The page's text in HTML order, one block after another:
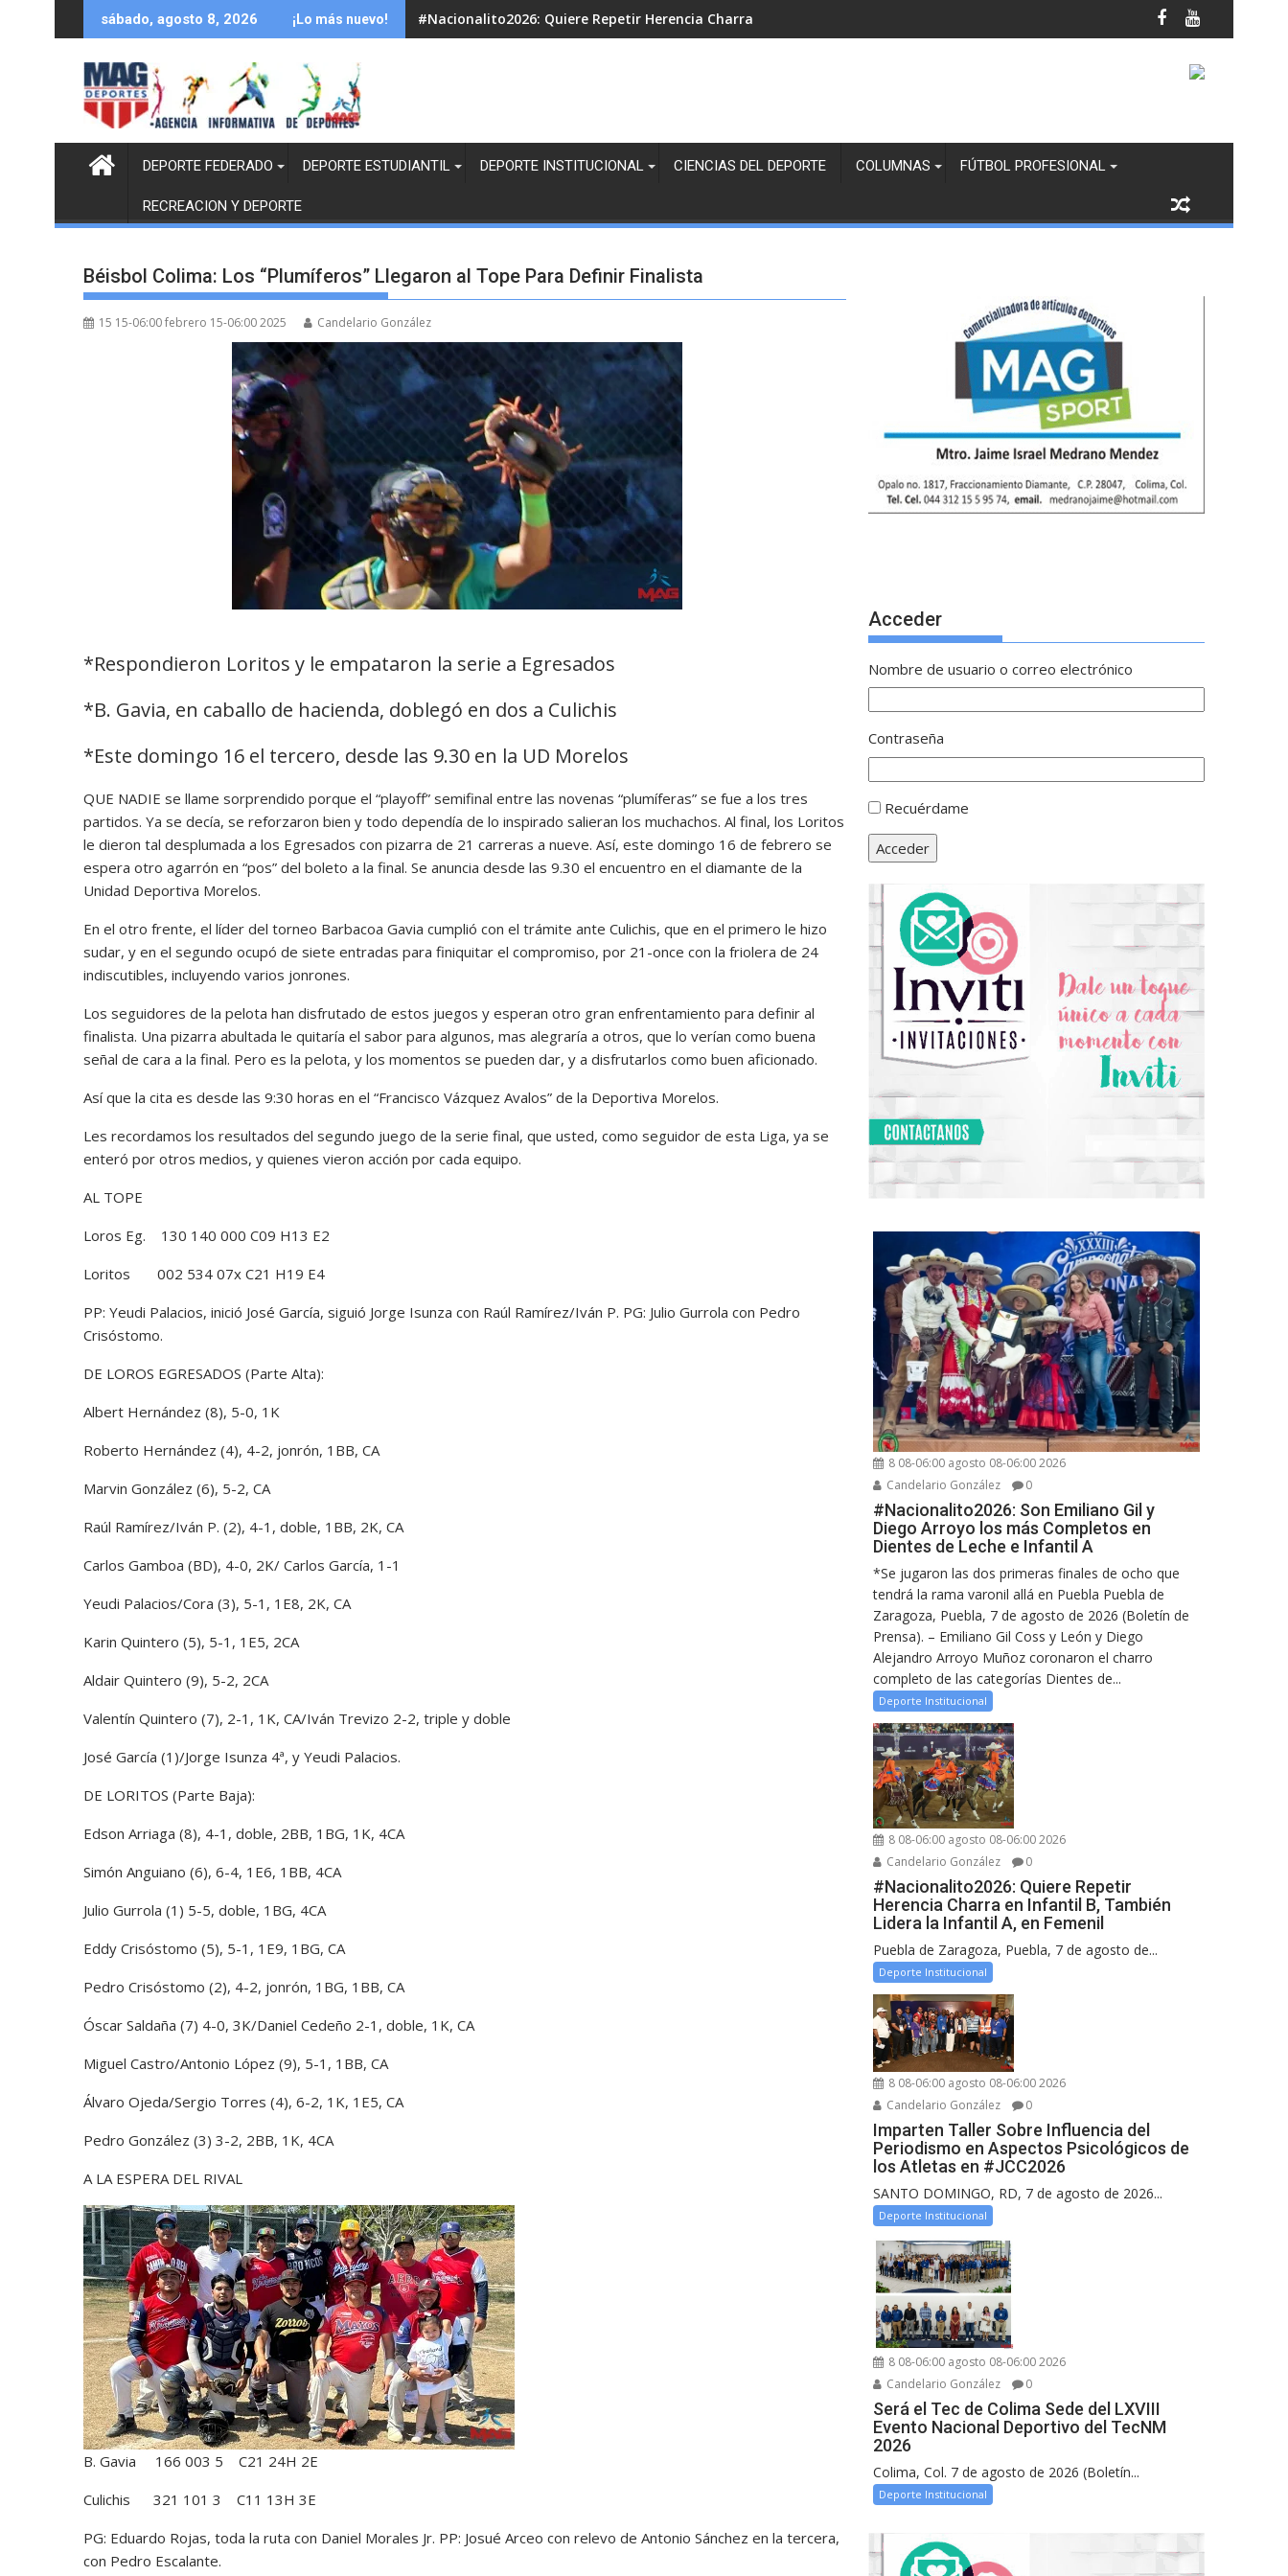
al
sábado, agosto 8, 2026 ¡Lo más nuevo! #Nacionalito2026: Quiere Repetir Herencia Charra en Infantil B, También Lidera la Infantil A, en Femenil
DEPORTE FEDERADO DEPORTE ESTUDIANTIL DEPORTE INSTITUCIONAL CIENCIAS DEL DEPORTE COLUMNAS FÚTBOL PROFESIONAL
RECREACION Y DEPORTE
Béisbol Colima: Los “Plumíferos” Llegaron al Tope Para Definir Finalista
15 15-06:00 febrero 15-06:00 2025 Candelario González
*Respondieron Loritos y le empataron la serie a Egresados
*B. Gavia, en caballo de hacienda, doblegó en dos a Culichis
*Este domingo 16 el tercero, desde las 9.30 en la UD Morelos
QUE NADIE se llame sorprendido porque el “playoff” semifinal entre las novenas “plumíferas” se fue a los tres
partidos. Ya se decía, se reforzaron bien y todo dependía de lo inspirado salieran los muchachos. Al final, los Loritos
le dieron tal desplumada a los Egresados con pizarra de 21 carreras a nueve. Así, este domingo 16 de febrero se
espera otro agarrón en “pos” del boleto a la final. Se anuncia desde las 9.30 el encuentro en el diamante de la
Unidad Deportiva Morelos.
En el otro frente, el líder del torneo Barbacoa Gavia cumplió con el trámite ante Culichis, que en el primero le hizo
sudar, y en el segundo ocupó de siete entradas para finiquitar el compromiso, por 21-once con la friolera de 24
indiscutibles, incluyendo varios jonrones.
Los seguidores de la pelota han disfrutado de estos juegos y esperan otro gran enfrentamiento para definir al
finalista. Una pizarra abultada le quitaría el sabor para algunos, mas alegraría a otros, que lo verían como buena
señal de cara a la final. Pero es la pelota, y los momentos se pueden dar, y a disfrutarlos como buen aficionado.
Así que la cita es desde las 9:30 horas en el “Francisco Vázquez Avalos” de la Deportiva Morelos.
Les recordamos los resultados del segundo juego de la serie final, que usted, como seguidor de esta Liga, ya se
enteró por otros medios, y quienes vieron acción por cada equipo.
AL TOPE
Loros Eg. 130 140 000 C09 H13 E2
Loritos 002 534 07x C21 H19 E4
PP: Yeudi Palacios, inició José García, siguió Jorge Isunza con Raúl Ramírez/Iván P. PG: Julio Gurrola con Pedro
Crisóstomo.
DE LOROS EGRESADOS (Parte Alta):
Albert Hernández (8), 5-0, 1K
Roberto Hernández (4), 4-2, jonrón, 1BB, CA
Marvin González (6), 5-2, CA
Raúl Ramírez/Iván P. (2), 4-1, doble, 1BB, 2K, CA
Carlos Gamboa (BD), 4-0, 2K/ Carlos García, 1-1
Yeudi Palacios/Cora (3), 5-1, 1E8, 2K, CA
Karin Quintero (5), 5-1, 1E5, 2CA
Aldair Quintero (9), 5-2, 2CA
Valentín Quintero (7), 2-1, 1K, CA/Iván Trevizo 2-2, triple y doble
José García (1)/Jorge Isunza 4ª, y Yeudi Palacios.
DE LORITOS (Parte Baja):
Edson Arriaga (8), 4-1, doble, 2BB, 1BG, 1K, 4CA
Simón Anguiano (6), 6-4, 1E6, 1BB, 4CA
Julio Gurrola (1) 5-5, doble, 1BG, 4CA
Eddy Crisóstomo (5), 5-1, 1E9, 1BG, CA
Pedro Crisóstomo (2), 4-2, jonrón, 1BG, 1BB, CA
Óscar Saldaña (7) 4-0, 3K/Daniel Cedeño 2-1, doble, 1K, CA
Miguel Castro/Antonio López (9), 5-1, 1BB, CA
Álvaro Ojeda/Sergio Torres (4), 6-2, 1K, 1E5, CA
Pedro González (3) 3-2, 2BB, 1K, 4CA
A LA ESPERA DEL RIVAL
B. Gavia 166 003 5 C21 24H 2E
Culichis 321 101 3 C11 13H 3E
PG: Eduardo Rojas, toda la ruta con Daniel Morales Jr. PP: Josué Arceo con relevo de Antonio Sánchez en la tercera,
con Pedro Escalante.
Acceder
Nombre de usuario o correo electrónico
Contraseña
Recuérdame
Acceder
8 08-06:00 agosto 08-06:00 2026
Candelario González
0
#Nacionalito2026: Son Emiliano Gil y
Diego Arroyo los más Completos en
Dientes de Leche e Infantil A
*Se jugaron las dos primeras finales de ocho que
tendrá la rama varonil allá en Puebla Puebla de
Zaragoza, Puebla, 7 de agosto de 2026 (Boletín de
Prensa). – Emiliano Gil Coss y León y Diego
Alejandro Arroyo Muñoz coronaron el charro
completo de las categorías Dientes de...
Deporte Institucional
8 08-06:00 agosto 08-06:00 2026
Candelario González
0
#Nacionalito2026: Quiere Repetir
Herencia Charra en Infantil B, También
Lidera la Infantil A, en Femenil
Puebla de Zaragoza, Puebla, 7 de agosto de...
Deporte Institucional
8 08-06:00 agosto 08-06:00 2026
Candelario González
0
Imparten Taller Sobre Influencia del
Periodismo en Aspectos Psicológicos de
los Atletas en #JCC2026
SANTO DOMINGO, RD, 7 de agosto de 2026...
Deporte Institucional
8 08-06:00 agosto 08-06:00 2026
Candelario González
0
Será el Tec de Colima Sede del LXVIII
Evento Nacional Deportivo del TecNM
2026
Colima, Col. 7 de agosto de 2026 (Boletín...
Deporte Institucional